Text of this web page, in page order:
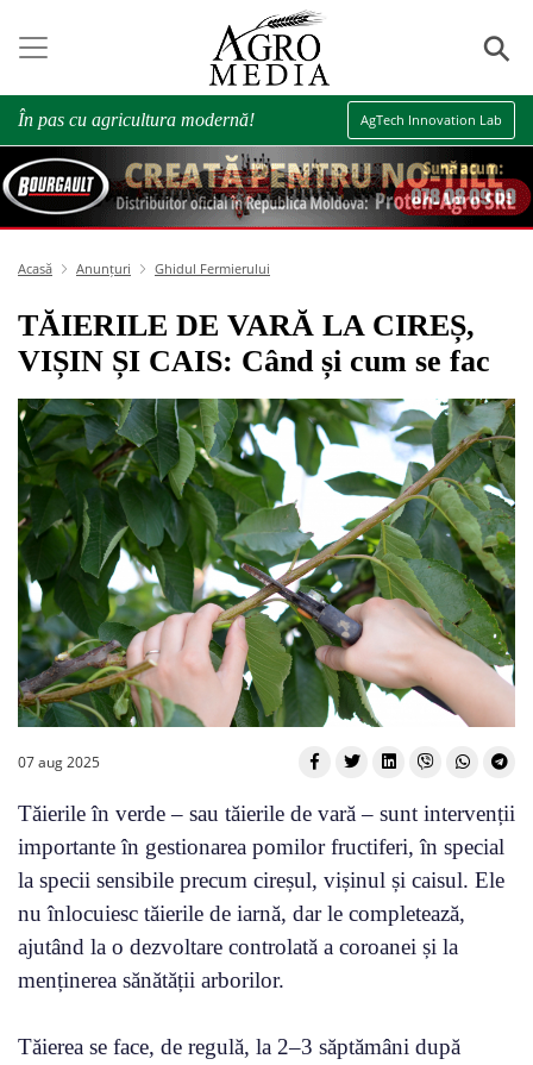
⚲
În pas cu agricultura modernă! AgTech Innovation Lab
Acasă Anunțuri Ghidul Fermierului
TĂIERILE DE VARĂ LA CIREȘ,
VIȘIN ȘI CAIS: Când și cum se fac
07 aug 2025
Tăierile în verde – sau tăierile de vară – sunt intervenții
importante în gestionarea pomilor fructiferi, în special
la specii sensibile precum cireșul, vișinul și caisul. Ele
nu înlocuiesc tăierile de iarnă, dar le completează,
ajutând la o dezvoltare controlată a coroanei și la
menținerea sănătății arborilor.
Tăierea se face, de regulă, la 2–3 săptămâni după